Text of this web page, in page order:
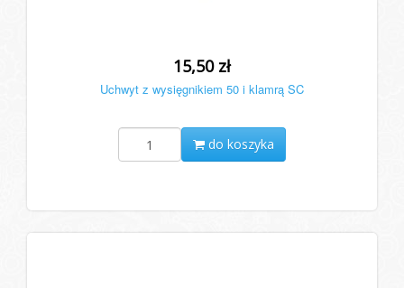
15,50 zł
Uchwyt z wysięgnikiem 50 i klamrą SC
do koszyka